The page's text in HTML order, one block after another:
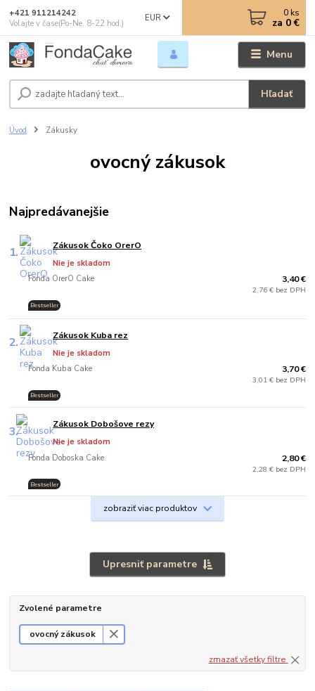
Menu
EUR
Hľadať
+421 911214242
Volajte v čase(Po-Ne, 8-22 hod.)
0 ks
za 0 €
Úvod Zákusky
ovocný zákusok
Najpredávanejšie
1. Zákusok Čoko OrerO
Fonda OrerO Cake
Nie je skladom
Bestseller
3,40 €
2,76 € bez DPH
2. Zákusok Kuba rez
Fonda Kuba Cake
Nie je skladom
Bestseller
3,70 €
3,01 € bez DPH
3. Zákusok Dobošove rezy
Fonda Doboska Cake
Nie je skladom
Bestseller
2,80 €
2,28 € bez DPH
zobraziť viac produktov
Upresniť parametre
Zvolené parametre
ovocný zákusok
zmazať všetky filtre